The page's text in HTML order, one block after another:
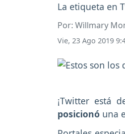
La etiqueta en
Por: Willmary
Vie, 23 Ago 2019
¡Twitter está
posicionó una